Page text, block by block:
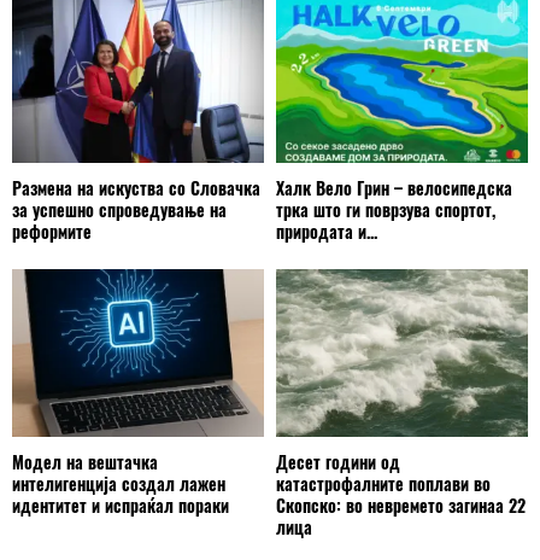
Размена на искуства со Словачка
за успешно спроведување на
реформите
Халк Вело Грин – велосипедска
трка што ги поврзува спортот,
природата и...
Модел на вештачка
интелигенција создал лажен
идентитет и испраќал пораки
Десет години од
катастрофалните поплави во
Скопско: во невремето загинаа 22
лица